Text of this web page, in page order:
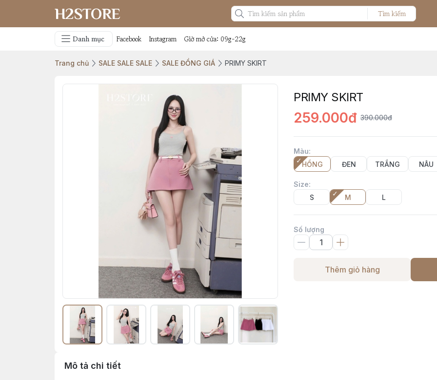
H2STORE Tìm kiếm
Danh mục Facebook Instagram Giờ mở cửa: 09g-22g
Trang chủ SALE SALE SALE SALE ĐỒNG GIÁ PRIMY SKIRT
PRIMY SKIRT
259.000đ 390.000đ
Màu:
HỒNG
ĐEN TRẮNG NÂU
Size:
S
M L
Số lượng
Thêm giỏ hàng
Mô tả chi tiết